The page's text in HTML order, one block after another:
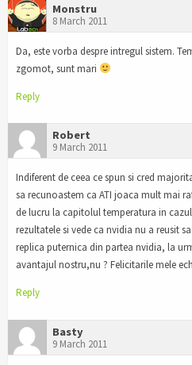
Monstru
8 March 2011
Da, este vorba despre intregul sistem.
zgomot, sunt mari
Reply
Robert
9 March 2011
Indiferent de ceea ce spun si cred
sa recunoastem ca ATI joaca mult mai
de lucru la capitolul temperatura in
rezultatele si vede ca nvidia nu a reusit
replica puternica din partea nvidia, la
avantajul nostru,nu ? Felicitarile mele
Reply
Basty
9 March 2011